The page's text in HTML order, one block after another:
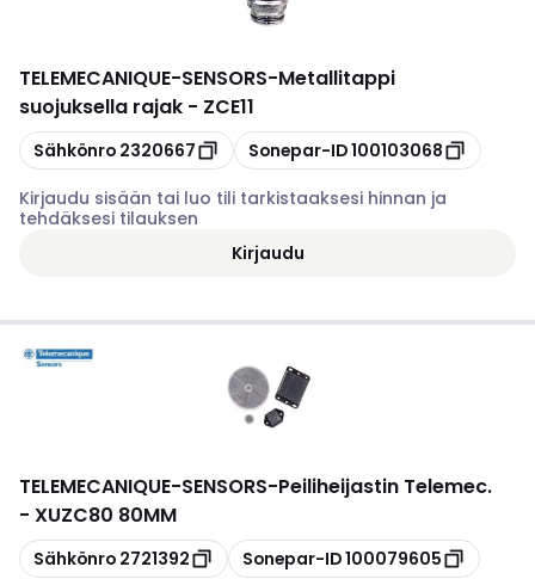
TELEMECANIQUE-SENSORS-Metallitappi
suojuksella rajak - ZCE11
Kopioi
Sähkönro 2320667 Kopioi
Sonepar-ID100103068
Kirjaudu sisään tai luo tili tarkistaaksesi hinnan ja
tehdäksesi tilauksen
Kirjaudu
TELEMECANIQUE-SENSORS-Peiliheijastin Telemec.
- XUZC80 80MM
Kopioi
Sähkönro 2721392 Kopioi
Sonepar-ID100079605